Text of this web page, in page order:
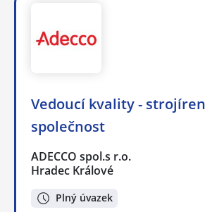
Vedoucí kvality -
společnost
ADECCO spol.s r.o.
Hradec Králové
Plný úvazek